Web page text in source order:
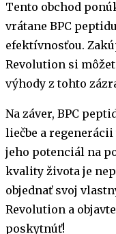
Tento obchod
vrátane BPC
efektívnosťou.
Revolution si
výhody z tohto
Na záver, BPC
liečbe a regenerácii
jeho potenciál na
kvality života je
objednať svoj
Revolution a
poskytnúť!